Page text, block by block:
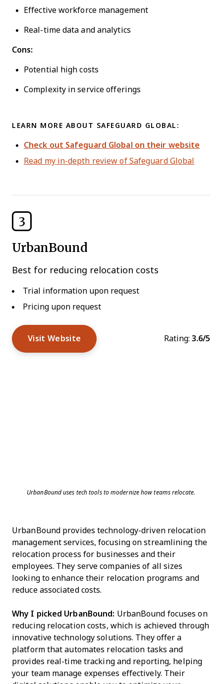
Effective workforce management
Real-time data and analytics
Cons:
Potential high costs
Complexity in service offerings
LEARN MORE ABOUT SAFEGUARD GLOBAL:
Check out Safeguard Global on their website
Read my in-depth review of Safeguard Global
3
UrbanBound
Best for reducing relocation costs
Trial information upon request
Pricing upon request
Visit Website Rating: 3.6/5
UrbanBound uses tech tools to modernize how teams relocate.
UrbanBound provides technology-driven relocation
management services, focusing on streamlining the
relocation process for businesses and their
employees. They serve companies of all sizes
looking to enhance their relocation programs and
reduce associated costs.
Why I picked UrbanBound: UrbanBound focuses on
reducing relocation costs, which is achieved through
innovative technology solutions. They offer a
platform that automates relocation tasks and
provides real-time tracking and reporting, helping
your team manage expenses effectively. Their